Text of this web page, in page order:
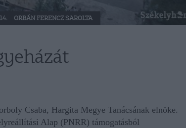
ORBÁN FERENCZ SAROLTA
Csaba, Hargita Megye Tanácsának elnöke.
Alap (PNRR) támogatásból